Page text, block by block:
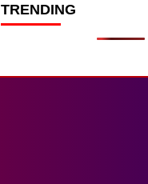
TRENDING